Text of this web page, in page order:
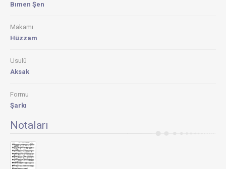
Bımen Şen
Makamı
Hüzzam
Usulü
Aksak
Formu
Şarkı
Notaları